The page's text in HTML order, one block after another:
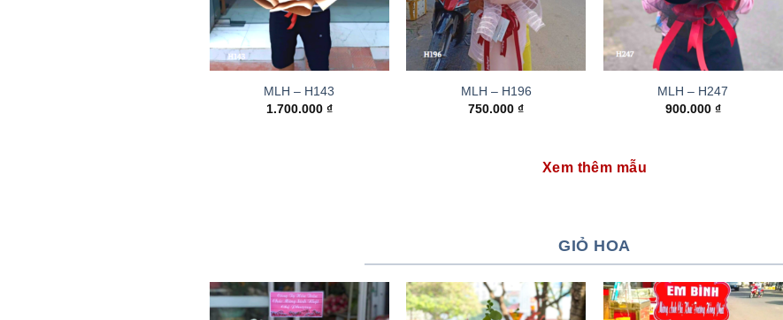
MLH – H143
1.700.000 ₫
MLH – H196
750.000₫
MLH – H247
900.000 ₫
Xem thêm mẫu
GIỎ HOA